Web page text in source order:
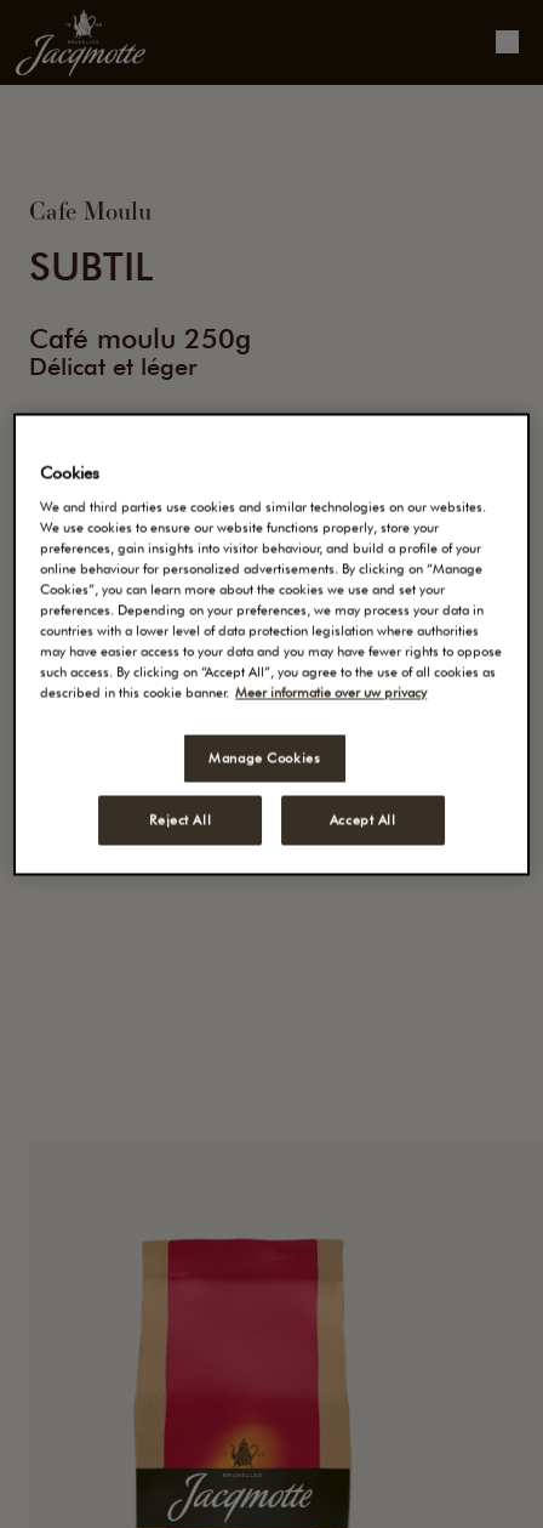
Cafe Moulu
SUBTIL
Café moulu 250g
Délicat et léger
délicatement à basse température pour obtenir une
couleur mordorée pour préserver le goût subtil de
chaque grain. Jacqmotte subtil est un café à
l’arôme rond et doux, accompagné d’une pointe
d’amertume.
rond, doux et neutre
NOTES DE DÉGUSTATION
: Caramel, Noix
Conseil de conservation:
A conserver à l'abri de la
lumière et de l'humidité.
Cookies
We and third parties use cookies and similar technologies on our websites.
We use cookies to ensure our website functions properly, store your
preferences, gain insights into visitor behaviour, and build a profile of your
online behaviour for personalized advertisements. By clicking on “Manage
Cookies”, you can learn more about the cookies we use and set your
preferences. Depending on your preferences, we may process your data in
countries with a lower level of data protection legislation where authorities
may have easier access to your data and you may have fewer rights to oppose
such access. By clicking on “Accept All”, you agree to the use of all cookies as
described in this cookie banner. Meer informatie over uw privacy
Manage Cookies
Reject All Accept All